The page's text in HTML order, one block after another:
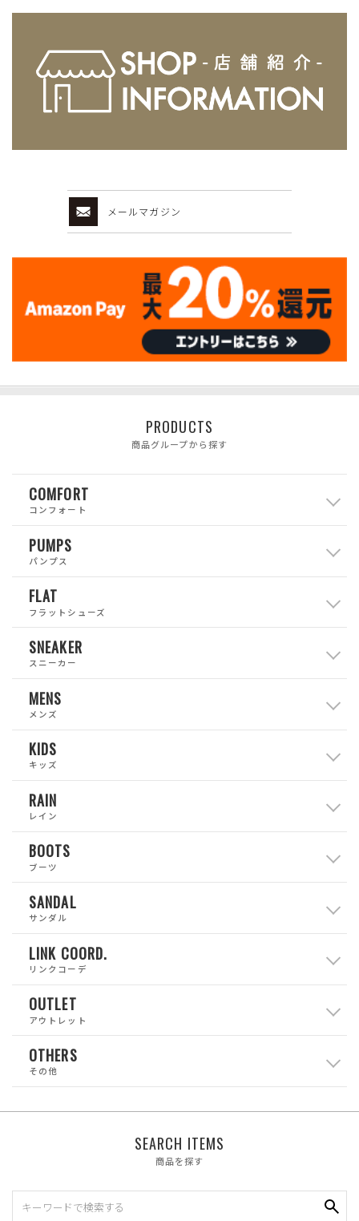
メールマガジン
PRODUCTS
商品グループから探す
COMFORT
コンフォート
PUMPS
パンプス
FLAT
フラットシューズ
SNEAKER
スニーカー
MENS
メンズ
KIDS
キッズ
RAIN
レイン
BOOTS
ブーツ
SANDAL
サンダル
LINK COORD.
リンクコーデ
OUTLET
アウトレット
OTHERS
その他
SEARCH ITEMS
商品を探す